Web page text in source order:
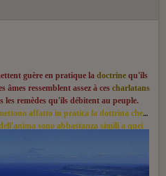
guère en pratique la doctrine qu'ils
âmes ressemblent assez à ces charlatans
les remèdes qu'ils débitent au peuple.
affatto in pratica la dottrina che
sono abbastanza simili a quei